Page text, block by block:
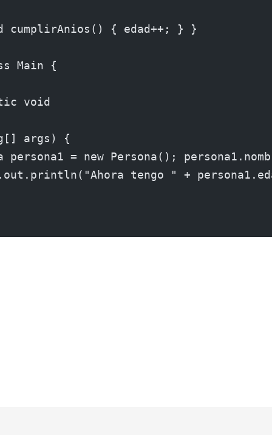
cumplirAnios() { edad++; } }
Main {
void
args) {
persona1 = new Persona();
tengo " +